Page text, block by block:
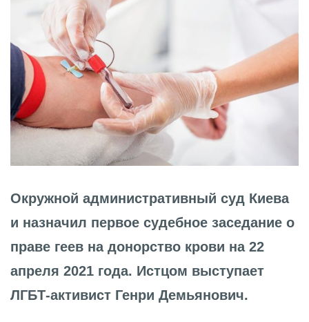
Окружной административный суд Киева
и назначил первое судебное заседание о
праве геев на донорство крови на 22
апреля 2021 года. Истцом выступает
ЛГБТ-активист Генри Демьянович.